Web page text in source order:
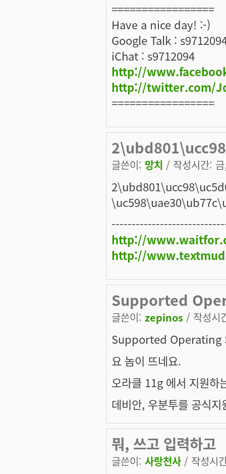
=================
Have a nice day! :-)
Google Talk :
iChat : s9712094
http://
http://twitter.com/
=================
글쓴이: 망치 / 작성시간:
http://
http://
Supported
글쓴이: zepinos / 작성시
Supported Operating
요 놈이 뜨네요.
오라클 11g 에서 지원하
데비안, 우분투를 공식
뭐, 쓰고 입력하고
글쓴이: 사랑천사 / 작성시